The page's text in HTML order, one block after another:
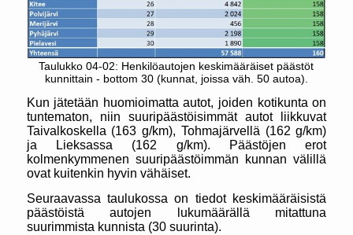
Taulukko 04-02: Henkilöautojen keskimääräiset päästöt
kunnittain - bottom 30 (kunnat, joissa väh. 50 autoa).
Kun jätetään huomioimatta autot, joiden kotikunta on
tuntematon, niin suuripäästöisimmät autot liikkuvat
Taivalkoskella (163 g/km), Tohmajärvellä (162 g/km)
ja Lieksassa (162 g/km). Päästöjen erot
kolmenkymmenen suuripäästöimmän kunnan välillä
ovat kuitenkin hyvin vähäiset.
Seuraavassa taulukossa on tiedot keskimääräisistä
päästöistä autojen lukumäärällä mitattuna
suurimmista kunnista (30 suurinta).